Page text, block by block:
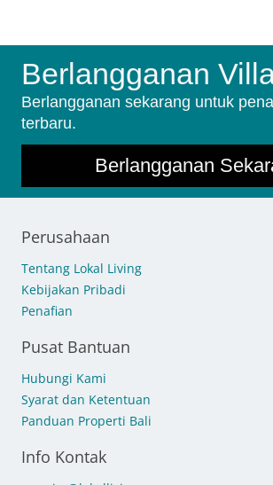
Berlangganan
Berlangganan sekarang untuk
terbaru.
Berlangganan
Perusahaan
Tentang Lokal Living
Kebijakan Pribadi
Penafian
Pusat Bantuan
Hubungi Kami
Syarat dan Ketentuan
Panduan Properti Bali
Info Kontak